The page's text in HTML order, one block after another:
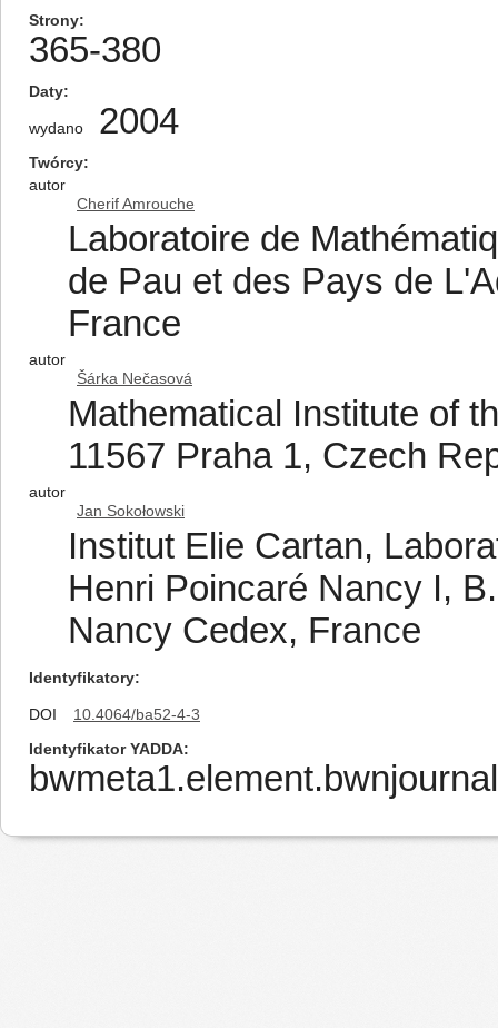
Strony
365-380
Daty
wydano 2004
Twórcy
autor
Cherif Amrouche
Laboratoire de
de Pau et des Pays de
France
autor
Šárka Nečasová
Mathematical Institute of
11567 Praha 1, Czech
autor
Jan Sokołowski
Institut Elie Cartan,
Henri Poincaré Nancy I,
Nancy Cedex, France
Identyfikatory
DOI
10.4064/ba52-4-3
Identyfikator YADDA